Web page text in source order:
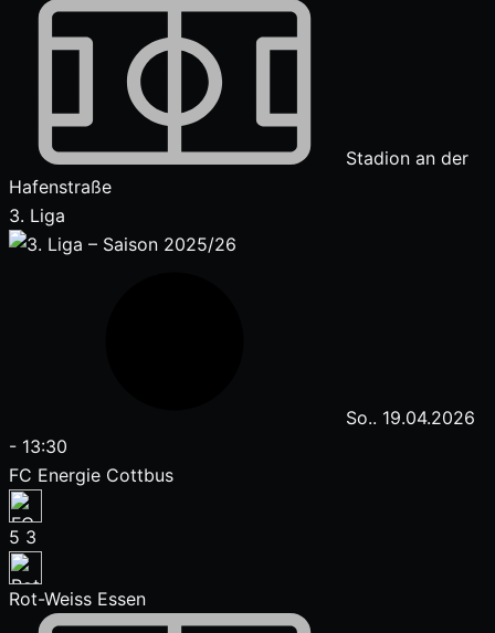
Stadion an der
Hafenstraße
3. Liga
So.. 19.04.2026
- 13:30
FC Energie Cottbus
5 3
Rot-Weiss Essen